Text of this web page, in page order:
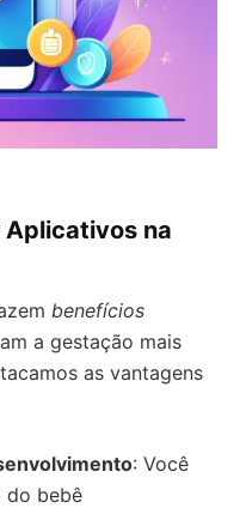
na
benefícios
a gestação mais
as vantagens
: Você
do bebê